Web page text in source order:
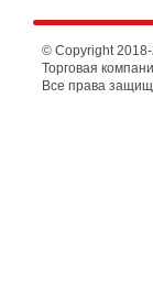
© Copyright 2018-
Торговая
Все права